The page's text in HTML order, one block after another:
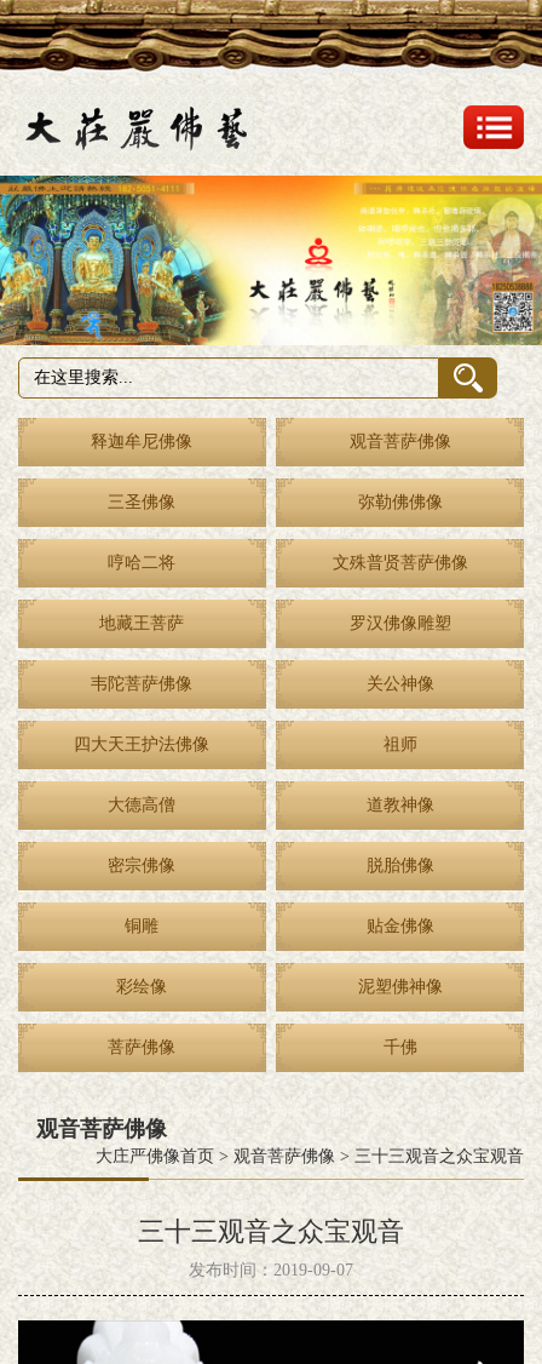
释迦牟尼佛像 观音菩萨佛像
三圣佛像 弥勒佛佛像
哼哈二将 文殊普贤菩萨佛像
地藏王菩萨 罗汉佛像雕塑
韦陀菩萨佛像 关公神像
四大天王护法佛像 祖师
大德高僧 道教神像
密宗佛像 脱胎佛像
铜雕 贴金佛像
彩绘像 泥塑佛神像
菩萨佛像 千佛
观音菩萨佛像
大庄严佛像首页 > 观音菩萨佛像 > 三十三观音之众宝观音
三十三观音之众宝观音
发布时间：2019-09-07